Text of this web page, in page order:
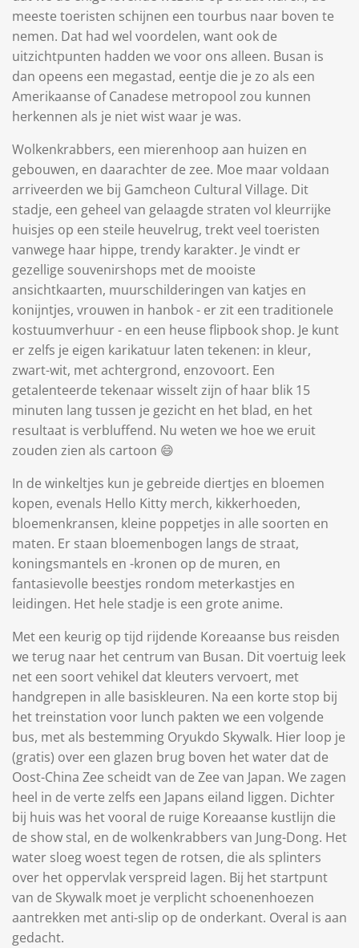
meeste toeristen schijnen een tourbus naar boven te
nemen. Dat had wel voordelen, want ook de
uitzichtpunten hadden we voor ons alleen. Busan is
dan opeens een megastad, eentje die je zo als een
Amerikaanse of Canadese metropool zou kunnen
herkennen als je niet wist waar je was.
Wolkenkrabbers, een mierenhoop aan huizen en
gebouwen, en daarachter de zee. Moe maar voldaan
arriveerden we bij Gamcheon Cultural Village. Dit
stadje, een geheel van gelaagde straten vol kleurrijke
huisjes op een steile heuvelrug, trekt veel toeristen
vanwege haar hippe, trendy karakter. Je vindt er
gezellige souvenirshops met de mooiste
ansichtkaarten, muurschilderingen van katjes en
konijntjes, vrouwen in hanbok - er zit een traditionele
kostuumverhuur - en een heuse flipbook shop. Je kunt
er zelfs je eigen karikatuur laten tekenen: in kleur,
zwart-wit, met achtergrond, enzovoort. Een
getalenteerde tekenaar wisselt zijn of haar blik 15
minuten lang tussen je gezicht en het blad, en het
resultaat is verbluffend. Nu weten we hoe we eruit
zouden zien als cartoon 😄
In de winkeltjes kun je gebreide diertjes en bloemen
kopen, evenals Hello Kitty merch, kikkerhoeden,
bloemenkransen, kleine poppetjes in alle soorten en
maten. Er staan bloemenbogen langs de straat,
koningsmantels en -kronen op de muren, en
fantasievolle beestjes rondom meterkastjes en
leidingen. Het hele stadje is een grote anime.
Met een keurig op tijd rijdende Koreaanse bus reisden
we terug naar het centrum van Busan. Dit voertuig leek
net een soort vehikel dat kleuters vervoert, met
handgrepen in alle basiskleuren. Na een korte stop bij
het treinstation voor lunch pakten we een volgende
bus, met als bestemming Oryukdo Skywalk. Hier loop je
(gratis) over een glazen brug boven het water dat de
Oost-China Zee scheidt van de Zee van Japan. We zagen
heel in de verte zelfs een Japans eiland liggen. Dichter
bij huis was het vooral de ruige Koreaanse kustlijn die
de show stal, en de wolkenkrabbers van Jung-Dong. Het
water sloeg woest tegen de rotsen, die als splinters
over het oppervlak verspreid lagen. Bij het startpunt
van de Skywalk moet je verplicht schoenenhoezen
aantrekken met anti-slip op de onderkant. Overal is aan
gedacht.